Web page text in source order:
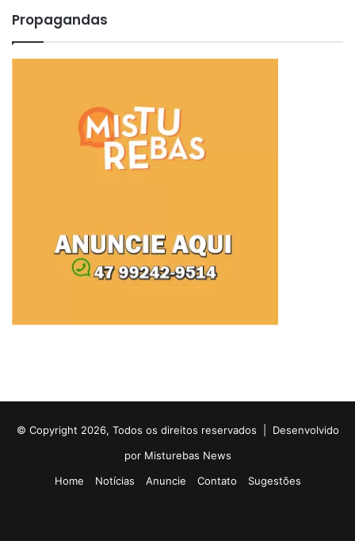
Propagandas
© Copyright 2026, Todos os direitos reservados | Desenvolvido
por Misturebas News
Home
Notícias Anuncie Contato Sugestões